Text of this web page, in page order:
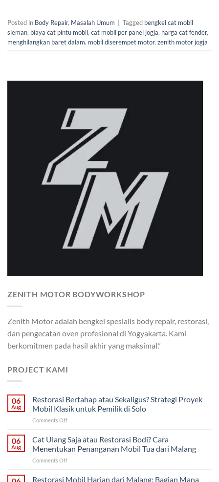
Posted in Body Repair, Masalah Umum Tagged bengkel cat mobil
sleman, biaya cat pintu mobil, cat mobil per panel jogja, harga cat fender,
menghilangkan baret dalam, mobil diserempet motor, zenith motor jogja
ZENITH MOTOR BODYWORKSHOP
Zenith Motor adalah bengkel spesialis body repair, restorasi,
dan pengecatan oven profesional di Yogyakarta. Kami
berkomitmen pada hasil akhir yang maksimal.”
PROJECT KAMI
06
Aug
Restorasi Bertahap atau Sekaligus? Strategi Proyek
Mobil Klasik untuk Pemilik di Solo
Comments Offon
Bertahap
atau
Sekaligus?
Strategi
Mobil
06
Aug
Cat Ulang Saja atau Restorasi Bodi? Cara
Menentukan Penanganan Mobil Tua dari Malang
Comments Offon
Ulang
Restorasi Mobil Harian dari Malang: Bagian Mana